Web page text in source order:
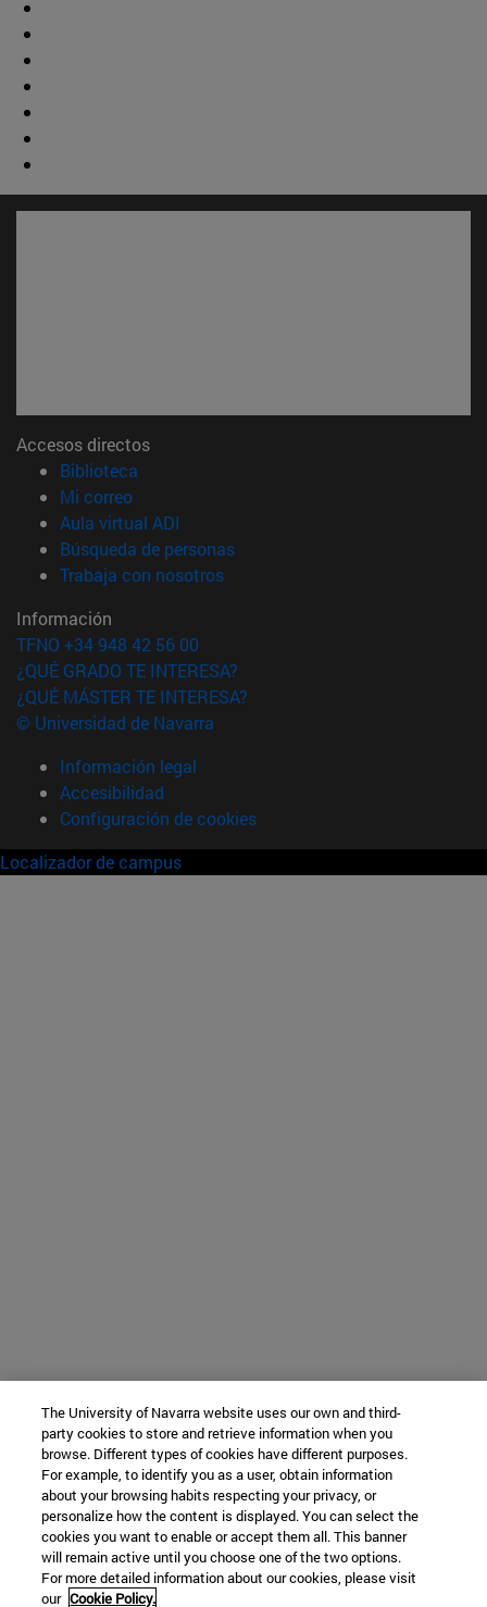
Accesos directos
Biblioteca
Mi correo(abre en nueva ventana)
Aula virtual ADI
Búsqueda de personas(abre en nueva ventana)
Trabaja con nosotros(abre en nueva ventana)
Información
TFNO +34 948 42 56 00
¿QUÉ GRADO TE INTERESA?
¿QUÉ MÁSTER TE INTERESA?
© Universidad de Navarra
Información legal
Accesibilidad
Configuración de cookies
Localizador de campus
The University of Navarra website uses our own and third-
party cookies to store and retrieve information when you
browse. Different types of cookies have different purposes.
For example, to identify you as a user, obtain information
about your browsing habits respecting your privacy, or
personalize how the content is displayed. You can select the
cookies you want to enable or accept them all. This banner
will remain active until you choose one of the two options.
For more detailed information about our cookies, please visit
our Cookie Policy.